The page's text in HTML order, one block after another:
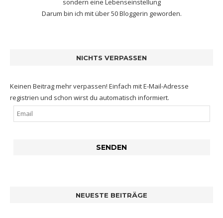
sondern eine Lebenseinstellung
Darum bin ich mitüber 50 Bloggerin geworden.
NICHTS VERPASSEN
Keinen Beitrag mehr verpassen! Einfach mit E-Mail-Adresse
registrien und schon wirst du automatisch informiert.
NEUESTE BEITRÄGE